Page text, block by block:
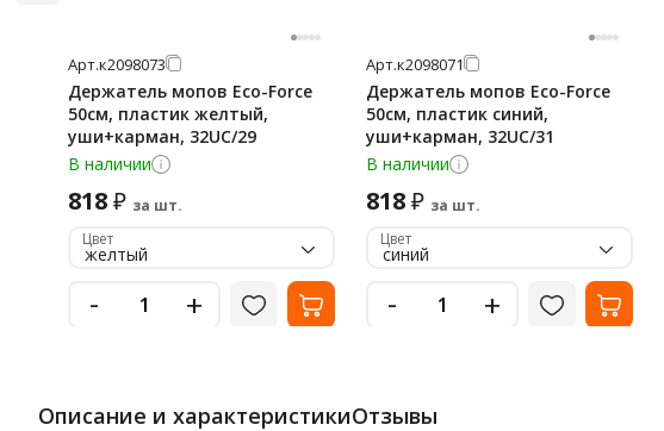
Арт.к2098073
Держатель мопов Eco-Force
50см, пластик желтый,
уши+карман, 32UC/29
В наличии
818₽ за шт.
Цвет
желтый
- +
Арт.к2098071
Держатель мопов Eco-Force
50см, пластик синий,
уши+карман, 32UC/31
В наличии
818₽ за шт.
Цвет
синий
- +
Описание и характеристикиОтзывы